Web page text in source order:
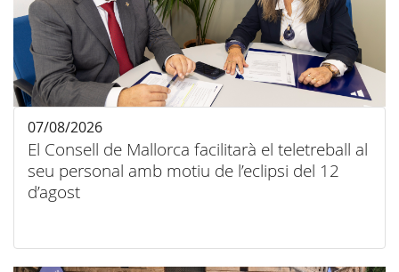
El Consell de Mallorca facilitarà el teletreball al
seu personal amb motiu de l’eclipsi del 12
d’agost
07/08/2026